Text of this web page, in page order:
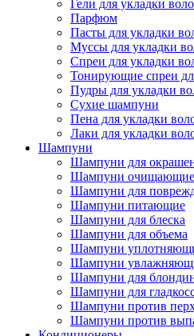
Гели для укладки
Парфюм
Пасты для укладки
Муссы для укладки
Спреи для укладки
Тонирующие спреи
Пудры для укладки
Сухие шампуни
Пена для укладки
Лаки для укладки
Шампуни
Шампуни для
Шампуни очищающие
Шампуни для
Шампуни питающие
Шампуни для блеска
Шампуни для объема
Шампуни
Шампуни
Шампуни для
Шампуни для
Шампуни против
Шампуни против